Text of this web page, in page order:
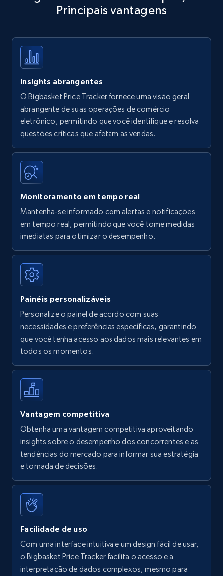
Title, Seller name, Brand, Description, Initial
35.2K+
Amazon products - find products by using
upc numbers
Title, Seller name, Brand, Description, Initial
price, Currency, Availability, Reviews count, and
35.2K+
Amazon Reviews
URL, Product name, Product rating, Product
Author name, Asin, and more.
7.4K+ 870+
Walmart - products
Specifications, Image urls, Top reviews, and
more.
5.6K+ 875+
Walmart - products - Find new products by
using specific category URL
URL, Final price, Sku, Currency, Gtin,
Specifications, Image urls, Top reviews, and
more.
Principais vantagens
Insights abrangentes
O Bigbasket Price Tracker fornece uma visão geral
abrangente de suas operações de comércio
eletrônico, permitindo que você identifique e resolva
questões críticas que afetam as vendas.
Monitoramento em tempo real
Mantenha-se informado com alertas e notificações
em tempo real, permitindo que você tome medidas
imediatas para otimizar o desempenho.
Painéis personalizáveis
Personalize o painel de acordo com suas
necessidades e preferências específicas, garantindo
que você tenha acesso aos dados mais relevantes em
todos os momentos.
Vantagem competitiva
Obtenha uma vantagem competitiva aproveitando
insights sobre o desempenho dos concorrentes e as
tendências do mercado para informar sua estratégia
e tomada de decisões.
Facilidade de uso
Com uma interface intuitiva e um design fácil de usar,
o Bigbasket Price Tracker facilita o acesso e a
interpretação de dados complexos, mesmo para